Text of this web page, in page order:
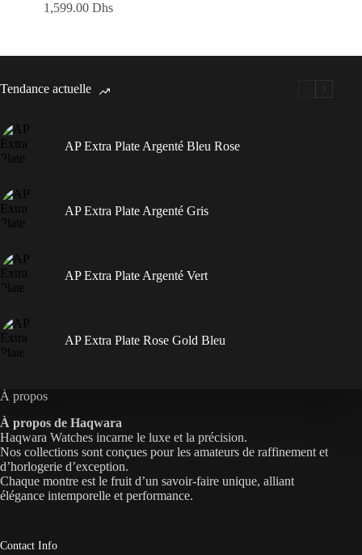
1,599.00Dhs
Tendance actuelle
AP Extra Plate Argenté Bleu Rose
AP Extra Plate Argenté Gris
AP Extra Plate Argenté Vert
AP Extra Plate Rose Gold Bleu
À propos
À propos de Haqwara
Haqwara Watches incarne le luxe et la précision.
Nos collections sont conçues pour les amateurs de raffinement et
d’horlogerie d’exception.
Chaque montre est le fruit d’un savoir-faire unique, alliant
élégance intemporelle et performance.
Contact Info